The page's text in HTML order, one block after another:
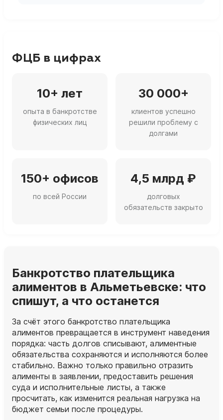
ФЦБ в цифрах
10+ лет
опыта в банкротстве
физических лиц
30 000+
клиентов успешно
решили проблему с
долгами
150+ офисов
по всей России
4,5 млрд ₽
долговых
обязательств закрыто
Банкротство плательщика
алиментов в Альметьевске: что
спишут, а что останется
За счёт этого банкротство плательщика
алиментов превращается в инструмент наведения
порядка: часть долгов списывают, алиментные
обязательства сохраняются и исполняются более
стабильно. Важно только правильно отразить
алименты в заявлении, предоставить решения
суда и исполнительные листы, а также
просчитать, как изменится реальная нагрузка на
бюджет семьи после процедуры.